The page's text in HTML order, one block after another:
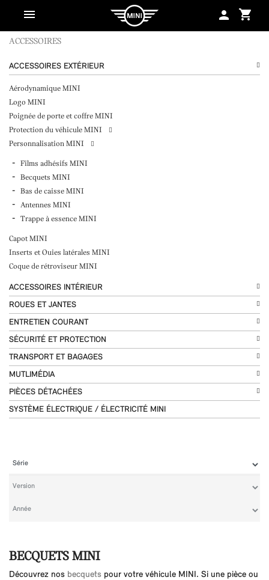
shopping_cart
person
ACCESSOIRES
ACCESSOIRES EXTÉRIEUR
Aérodynamique MINI
Logo MINI
Poignée de porte et coffre MINI
Protection du véhicule MINI
Personnalisation MINI
Films adhésifs MINI
Becquets MINI
Bas de caisse MINI
Antennes MINI
Trappe à essence MINI
Capot MINI
Inserts et Ouies latérales MINI
Coque de rétroviseur MINI
ACCESSOIRES INTÉRIEUR
ROUES ET JANTES
ENTRETIEN COURANT
SÉCURITÉ ET PROTECTION
TRANSPORT ET BAGAGES
MUTLIMÉDIA
PIÈCES DÉTACHÉES
SYSTÈME ÉLECTRIQUE / ÉLECTRICITÉ MINI
BECQUETS MINI
Découvrez nos becquets pour votre véhicule MINI. Si une pièce ou